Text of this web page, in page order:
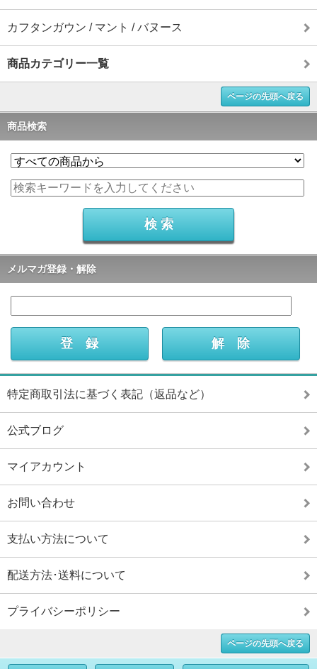
カフタンガウン / マント / バヌース
商品カテゴリー一覧
ページの先頭へ戻る
商品検索
メルマガ登録・解除
特定商取引法に基づく表記（返品など）
公式ブログ
マイアカウント
お問い合わせ
支払い方法について
配送方法･送料について
プライバシーポリシー
ページの先頭へ戻る